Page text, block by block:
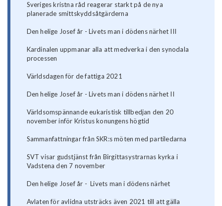
Sveriges kristna råd reagerar starkt på de nya
planerade smittskyddsåtgärderna
Den helige Josef år - Livets man i dödens närhet III
Kardinalen uppmanar alla att medverka i den synodala
processen
Världsdagen för de fattiga 2021
Den helige Josef år - Livets man i dödens närhet II
Världsomspännande eukaristisk tillbedjan den 20
november inför Kristus konungens högtid
Sammanfattningar från SKR:s möten med partiledarna
SVT visar gudstjänst från Birgittasystrarnas kyrka i
Vadstena den 7 november
Den helige Josef år - Livets man i dödens närhet
Avlaten för avlidna utsträcks även 2021 till att gälla